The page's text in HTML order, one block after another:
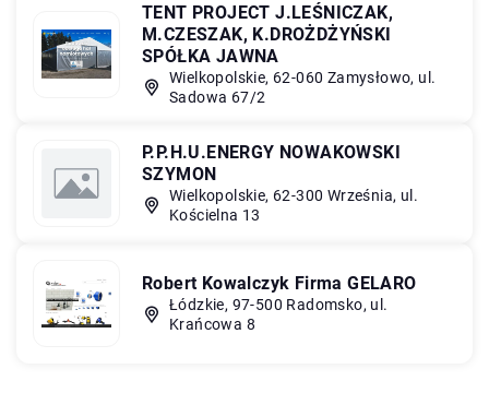
TENT PROJECT J.LEŚNICZAK,
M.CZESZAK, K.DROŻDŻYŃSKI
SPÓŁKA JAWNA
Wielkopolskie, 62-060 Zamysłowo, ul.
Sadowa 67/2
P.P.H.U.ENERGY NOWAKOWSKI
SZYMON
Wielkopolskie, 62-300 Września, ul.
Kościelna 13
Robert Kowalczyk Firma GELARO
Łódzkie, 97-500 Radomsko, ul.
Krańcowa 8